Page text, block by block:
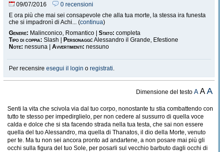
09/07/2016
0 recensioni
E ora più che mai sei consapevole che alla tua morte, la stessa ira funesta
che si impadronì di Achi... (continua)
Genere: Malinconico, Romantico | Stato: completa
Tipo di coppia: Slash | Personaggi: Alessandro il Grande, Efestione
Note: nessuna | Avvertimenti: nessuno
Per recensire esegui il login o registrati.
Dimensione del testoA AA
Senti la vita che scivola via dal tuo corpo, nonostante tu stia combattendo con
tutto te stesso per impedirglielo, per non cedere al sussurro di quella voce
calda e dolce che si sta facendo strada nella tua testa, che sai non essere
quella del tuo Alessandro, ma quella di Thanatos, il dio della Morte, venuto
per te. Ma tu non sei ancora pronto ad andartene, a non posare mai più gli
occhi sulla figura del tuo Sole, per posarli sul vecchio barbuto dagli occhi di